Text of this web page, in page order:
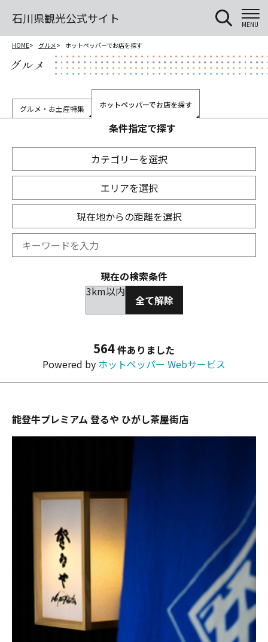
石川県観光公式サイト MENU
HOME グルメ ホットペッパーでお店を探す
グルメ
グルメ・お土産特集 ホットペッパーでお店を探す
条件指定で探す
カテゴリーを選択
エリアを選択
現在地からの距離を選択
現在の検索条件
3km以内
全て解除
564件ありました
Powered by ホットペッパー Webサービス
能登牛プレミアム 登るや ひがし茶屋街店